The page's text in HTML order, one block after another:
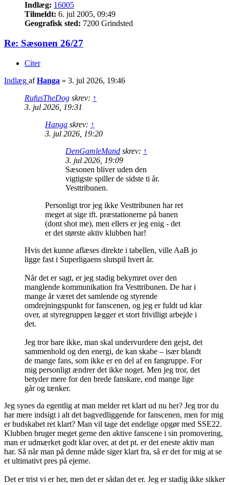
Indlæg: 16005
Tilmeldt: 6. jul 2005, 09:49
Geografisk sted: 7200 Grindsted
Re: Sæsonen 26/27
Citer
Indlæg afHanga » 3. jul 2026, 19:46
RufusTheDog skrev: ↑
3. jul 2026, 19:31
Hanga skrev: ↑
3. jul 2026, 19:20
DenGamleMand skrev: ↑
3. jul 2026, 19:09
Sæsonen bliver uden den
vigtigste spiller de sidste ti år.
Vesttribunen.
Personligt tror jeg ikke Vesttribunen har ret
meget at sige ift. præstationerne på banen
(dont shot me), men ellers er jeg enig - det
er det største aktiv klubben har!
Hvis det kunne aflæses direkte i tabellen, ville AaB jo
ligge fast i Superligaens slutspil hvert år.
Når det er sagt, er jeg stadig bekymret over den
manglende kommunikation fra Vesttribunen. De har i
mange år været det samlende og styrende
omdrejningspunkt for fanscenen, og jeg er fuldt ud klar
over, at styregruppen lægger et stort frivilligt arbejde i
det.
Jeg tror bare ikke, man skal undervurdere den gejst, det
sammenhold og den energi, de kan skabe – især blandt
de mange fans, som ikke er en del af en fangruppe. For
mig personligt ændrer det ikke noget. Men jeg tror, det
betyder mere for den brede fanskare, end mange lige
går og tænker.
Jeg synes da egentlig at man melder ret klart ud nu her? Jeg tror du
har mere indsigt i alt det bagvedliggende for fanscenen, men for mig
er budskabet ret klart? Man vil tage det endelige opgør med SSE22.
Klubben bruger meget gerne den aktive fanscene i sin promovering,
man er udmærket godt klar over, at det pt. er det eneste aktiv man
har. Så når man på denne måde siger klart fra, så er det for mig at se
et ultimativt pres på ejerne.
Det er trist vi er her, men det er sådan det er. Jeg er stadig ikke sikker